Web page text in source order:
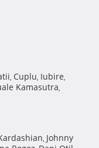
, Cuplu, Iubire,
Kamasutra,
, Johnny